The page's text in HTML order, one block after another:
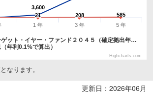
3,600
3,600
21
21 208
208 585
585
ット・イヤー・ファンド２０４５（確定拠出年…
年利0.1%で算出）
1 年 3 年 5 年
Highcharts.com
なります。
更新日：2026年06月